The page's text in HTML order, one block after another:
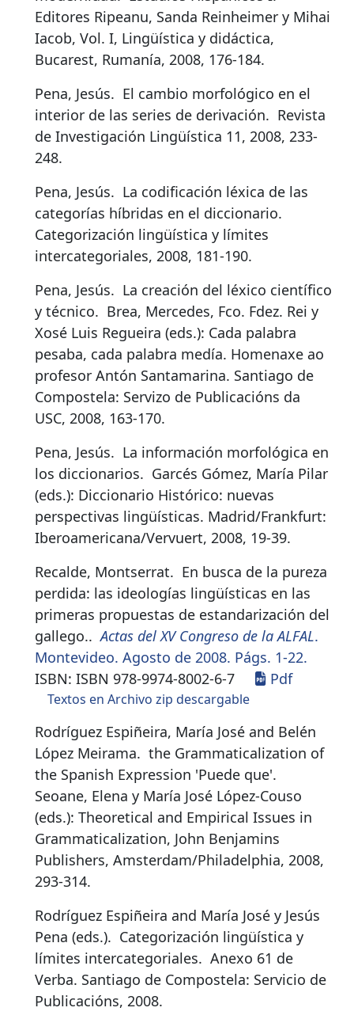
Editores Ripeanu, Sanda Reinheimer y Mihai
Iacob, Vol. I, Lingüística y didáctica,
Bucarest, Rumanía, 2008, 176-184.
Pena, Jesús. El cambio morfológico en el
interior de las series de derivación. Revista
de Investigación Lingüística 11, 2008, 233-
248.
Pena, Jesús. La codificación léxica de las
categorías híbridas en el diccionario.
Categorización lingüística y límites
intercategoriales, 2008, 181-190.
Pena, Jesús. La creación del léxico científico
y técnico. Brea, Mercedes, Fco. Fdez. Rei y
Xosé Luis Regueira (eds.): Cada palabra
pesaba, cada palabra medía. Homenaxe ao
profesor Antón Santamarina. Santiago de
Compostela: Servizo de Publicacións da
USC, 2008, 163-170.
Pena, Jesús. La información morfológica en
los diccionarios. Garcés Gómez, María Pilar
(eds.): Diccionario Histórico: nuevas
perspectivas lingüísticas. Madrid/Frankfurt:
Iberoamericana/Vervuert, 2008, 19-39.
Recalde, Montserrat. En busca de la pureza
perdida: las ideologías lingüísticas en las
primeras propuestas de estandarización del
gallego..Actas del XV Congreso de la ALFAL.
Montevideo. Agosto de 2008. Págs. 1-22.
ISBN: ISBN 978-9974-8002-6-7 Pdf
Textos en Archivo zip descargable
Rodríguez Espiñeira, María José and Belén
López Meirama. the Grammaticalization of
the Spanish Expression 'Puede que'.
Seoane, Elena y María José López-Couso
(eds.): Theoretical and Empirical Issues in
Grammaticalization, John Benjamins
Publishers, Amsterdam/Philadelphia, 2008,
293-314.
Rodríguez Espiñeira and María José y Jesús
Pena (eds.). Categorización lingüística y
límites intercategoriales. Anexo 61 de
Verba. Santiago de Compostela: Servicio de
Publicacións, 2008.